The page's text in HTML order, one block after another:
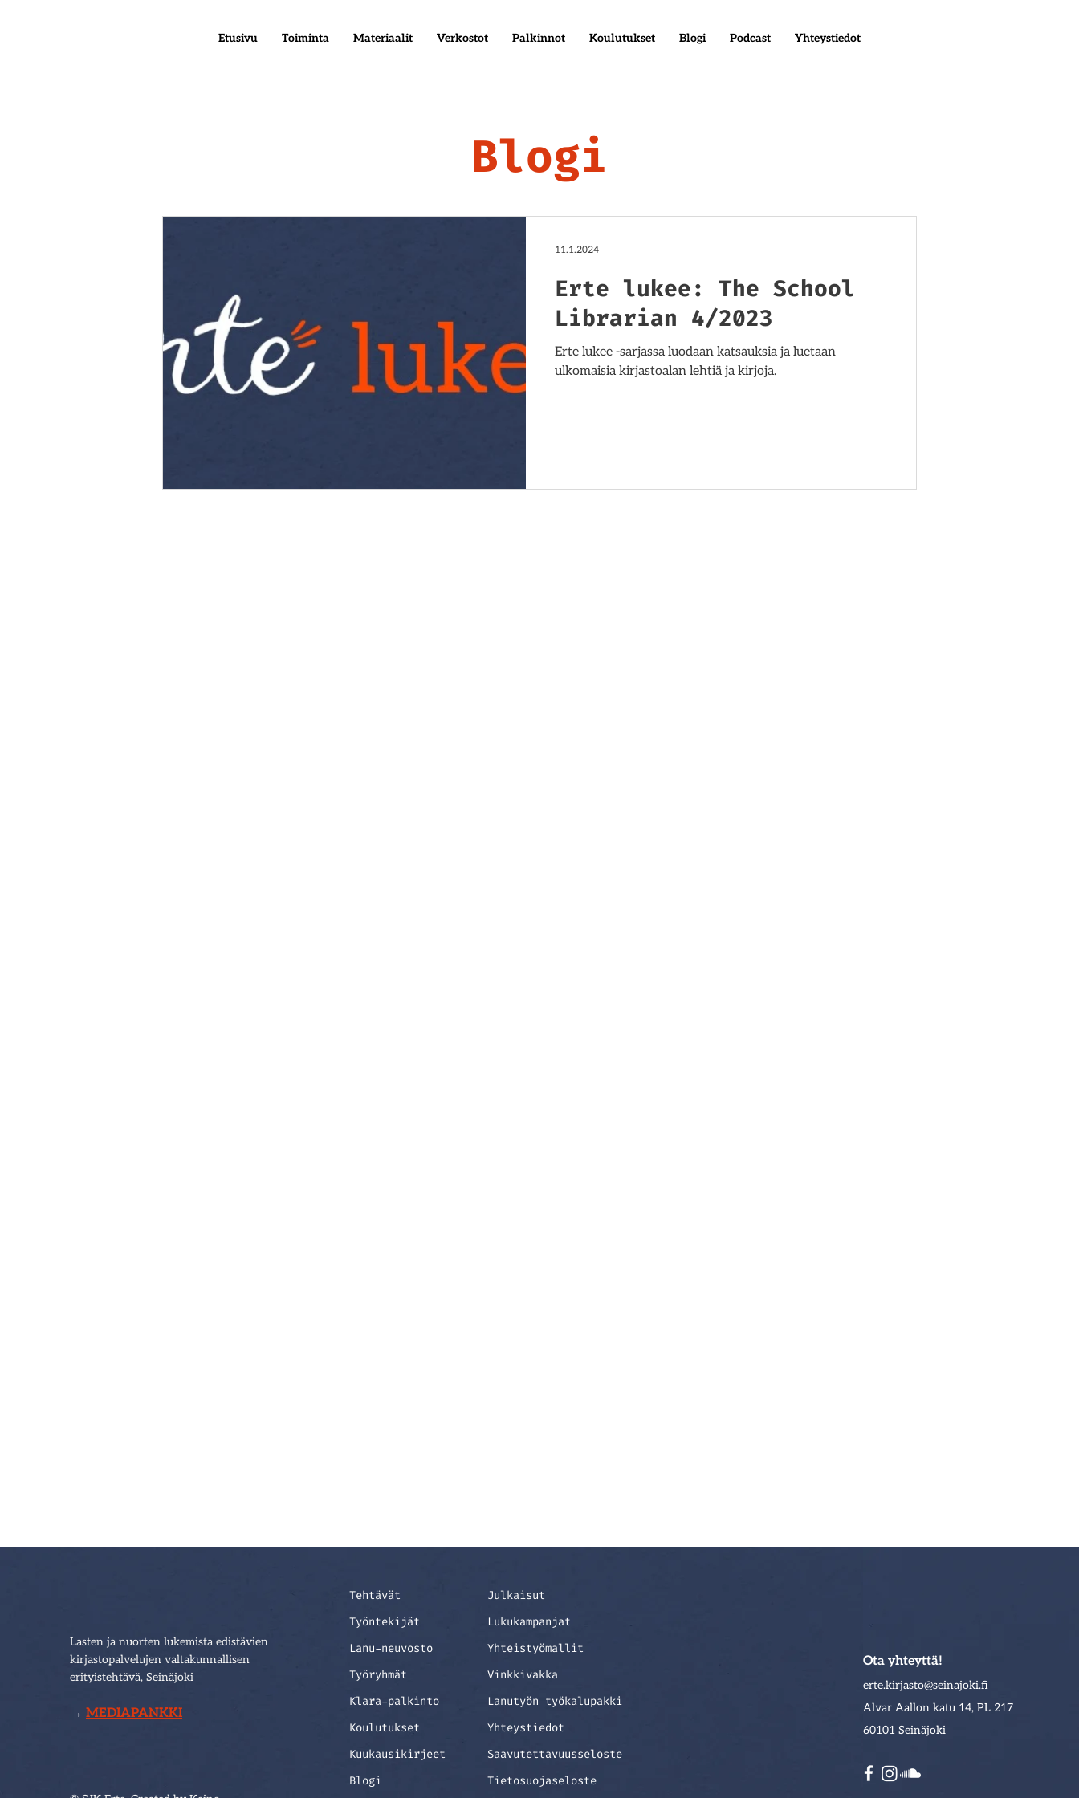
Etusivu Toiminta Materiaalit Verkostot Palkinnot Koulutukset Blogi Podcast Yhteystiedot
Blogi
Erte lukee: The School
Librarian 4/2023
Erte lukee -sarjassa luodaan katsauksia ja luetaan
ulkomaisia kirjastoalan lehtiä ja kirjoja.
11.1.2024
Lasten ja nuorten lukemista edistävien
kirjastopalvelujen valtakunnallisen
erityistehtävä, Seinäjoki
→ MEDIAPANKKI
Tehtävät
Työntekijät
Lanu-neuvosto
Työryhmät
Klara-palkinto
Koulutukset
Kuukausikirjeet
Blogi
Julkaisut
Lukukampanjat
Yhteistyömallit
Vinkkivakka
Lanutyön työkalupakki
Yhteystiedot
Saavutettavuusseloste
Tietosuojaseloste
Ota yhteyttä!
erte.kirjasto@seinajoki.fi
Alvar Aallon katu 14, PL 217
60101 Seinäjoki